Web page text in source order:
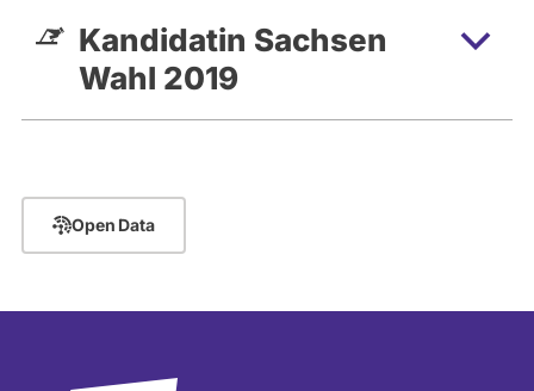
Kandidatin Sachsen
Wahl 2019
Open Data